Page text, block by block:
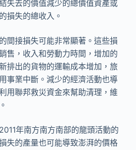
失去的價值減少的總價值資產或
損失的總收入。
間接損失可能非常顯著。這些損
售，收入和勞動力時間，增加的
排出的貨物的運輸成本增加，旅
事業中斷。減少的經濟活動也導
用聯邦救災資金來幫助清理，維
年南方南方南部的龍頭活動的
失的產量也可能導致澎湃的價格